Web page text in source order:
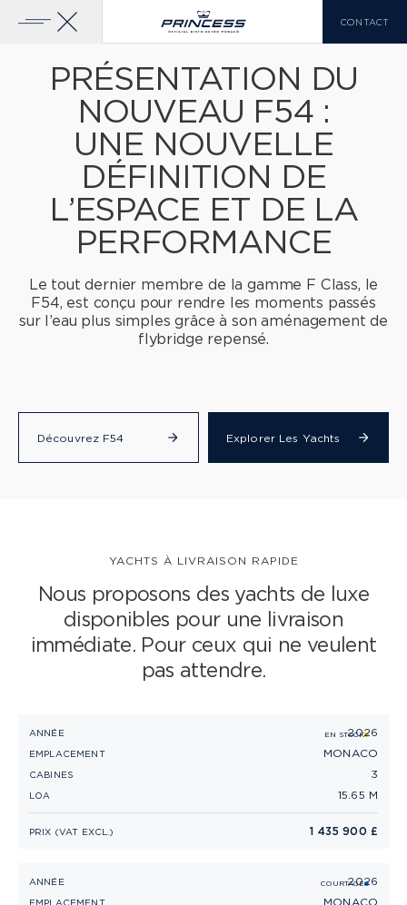
CONTACT
YACHTS À VENDRE
GAMME PRINCESS
CLASSE X VOIR PLUS
CLASSE S
LISTE DE COMPARAISON
EN FR IT
PRÉSENTATION DU
NOUVEAU F54 :
UNE NOUVELLE
DÉFINITION DE
L’ESPACE ET DE LA
PERFORMANCE
Le tout dernier membre de la gamme F Class, le
F54, est conçu pour rendre les moments passés
sur l’eau plus simples grâce à son aménagement de
flybridge repensé.
Découvrez F54 Explorer Les Yachts
YACHTS À LIVRAISON RAPIDE
Nous proposons des yachts de luxe
disponibles pour une livraison
immédiate. Pour ceux qui ne veulent
pas attendre.
PRINCESS F50 (2026) EN STOCK
PRIX (VAT EXCL.) 1 435 900 £
ANNÉE 2026
EMPLACEMENT MONACO
CABINES 3
LOA 15.65 M
PRINCESS F58 (2026) COURTAGE
ANNÉE 2026
EMPLACEMENT MONACO